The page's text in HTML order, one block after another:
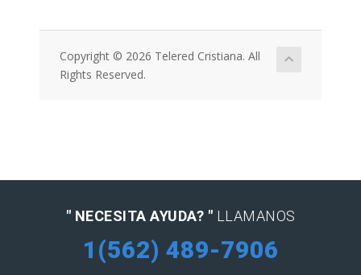
Copyright © 2026 Telered Cristiana. All
Rights Reserved.
" NECESITA AYUDA? " LLAMANOS
1(562) 489-7906